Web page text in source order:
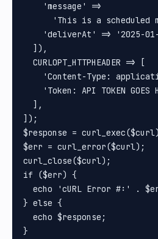
    'message' =>
'This is a scheduled
'deliverAt' => '2025-
  ]),
  CURLOPT_HTTPHEADER => [
'Content-Type:
'Token: API TOKEN GOES
  ],
]);
$response =
$err = curl_error($curl);
curl_close($curl);
if ($err) {
echo 'cURL Error #:' .
} else {
  echo $response;